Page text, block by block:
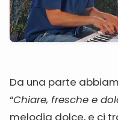
Da una parte
“Chiare, fresche e